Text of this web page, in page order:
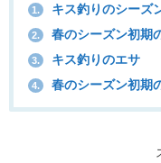
1. キス釣りのシーズ
2. 春のシーズン初期
3. キス釣りのエサ
4. 春のシーズン初期